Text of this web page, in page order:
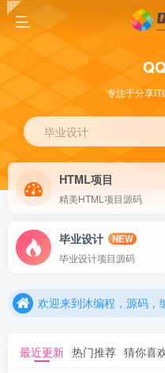
专注于分享
毕业设计
HTML项目
精美HTML项目源码
毕业设计
NEW
毕业设计项目源码
欢迎来到沐编程，源码，
欢迎来到沐编程，源码，
最近更新 热门推荐 猜你喜